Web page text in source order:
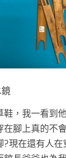
鞋，我一看到
在腳上真的不
?現在還有人